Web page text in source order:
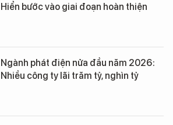
Hiển bước vào giai đoạn hoàn thiện
Ngành phát điện nửa đầu năm 2026:
Nhiều công ty lãi trăm tỷ, nghìn tỷ